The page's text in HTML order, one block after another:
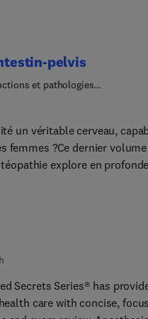
pelvis
et pathologies
un véritable cerveau,
femmes ?Ce dernier
explore en
en lumière ce cerveau
avec les cerveaux
les dernières données
anatomiques et
Secrets Series® has
care with concise,